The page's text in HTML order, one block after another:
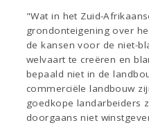
"Wat in het Zuid-
grondonteigening over
de kansen voor de niet-
welvaart te creëren en
bepaald niet in de
commerciële landbouw
goedkope landarbeiders
doorgaans niet